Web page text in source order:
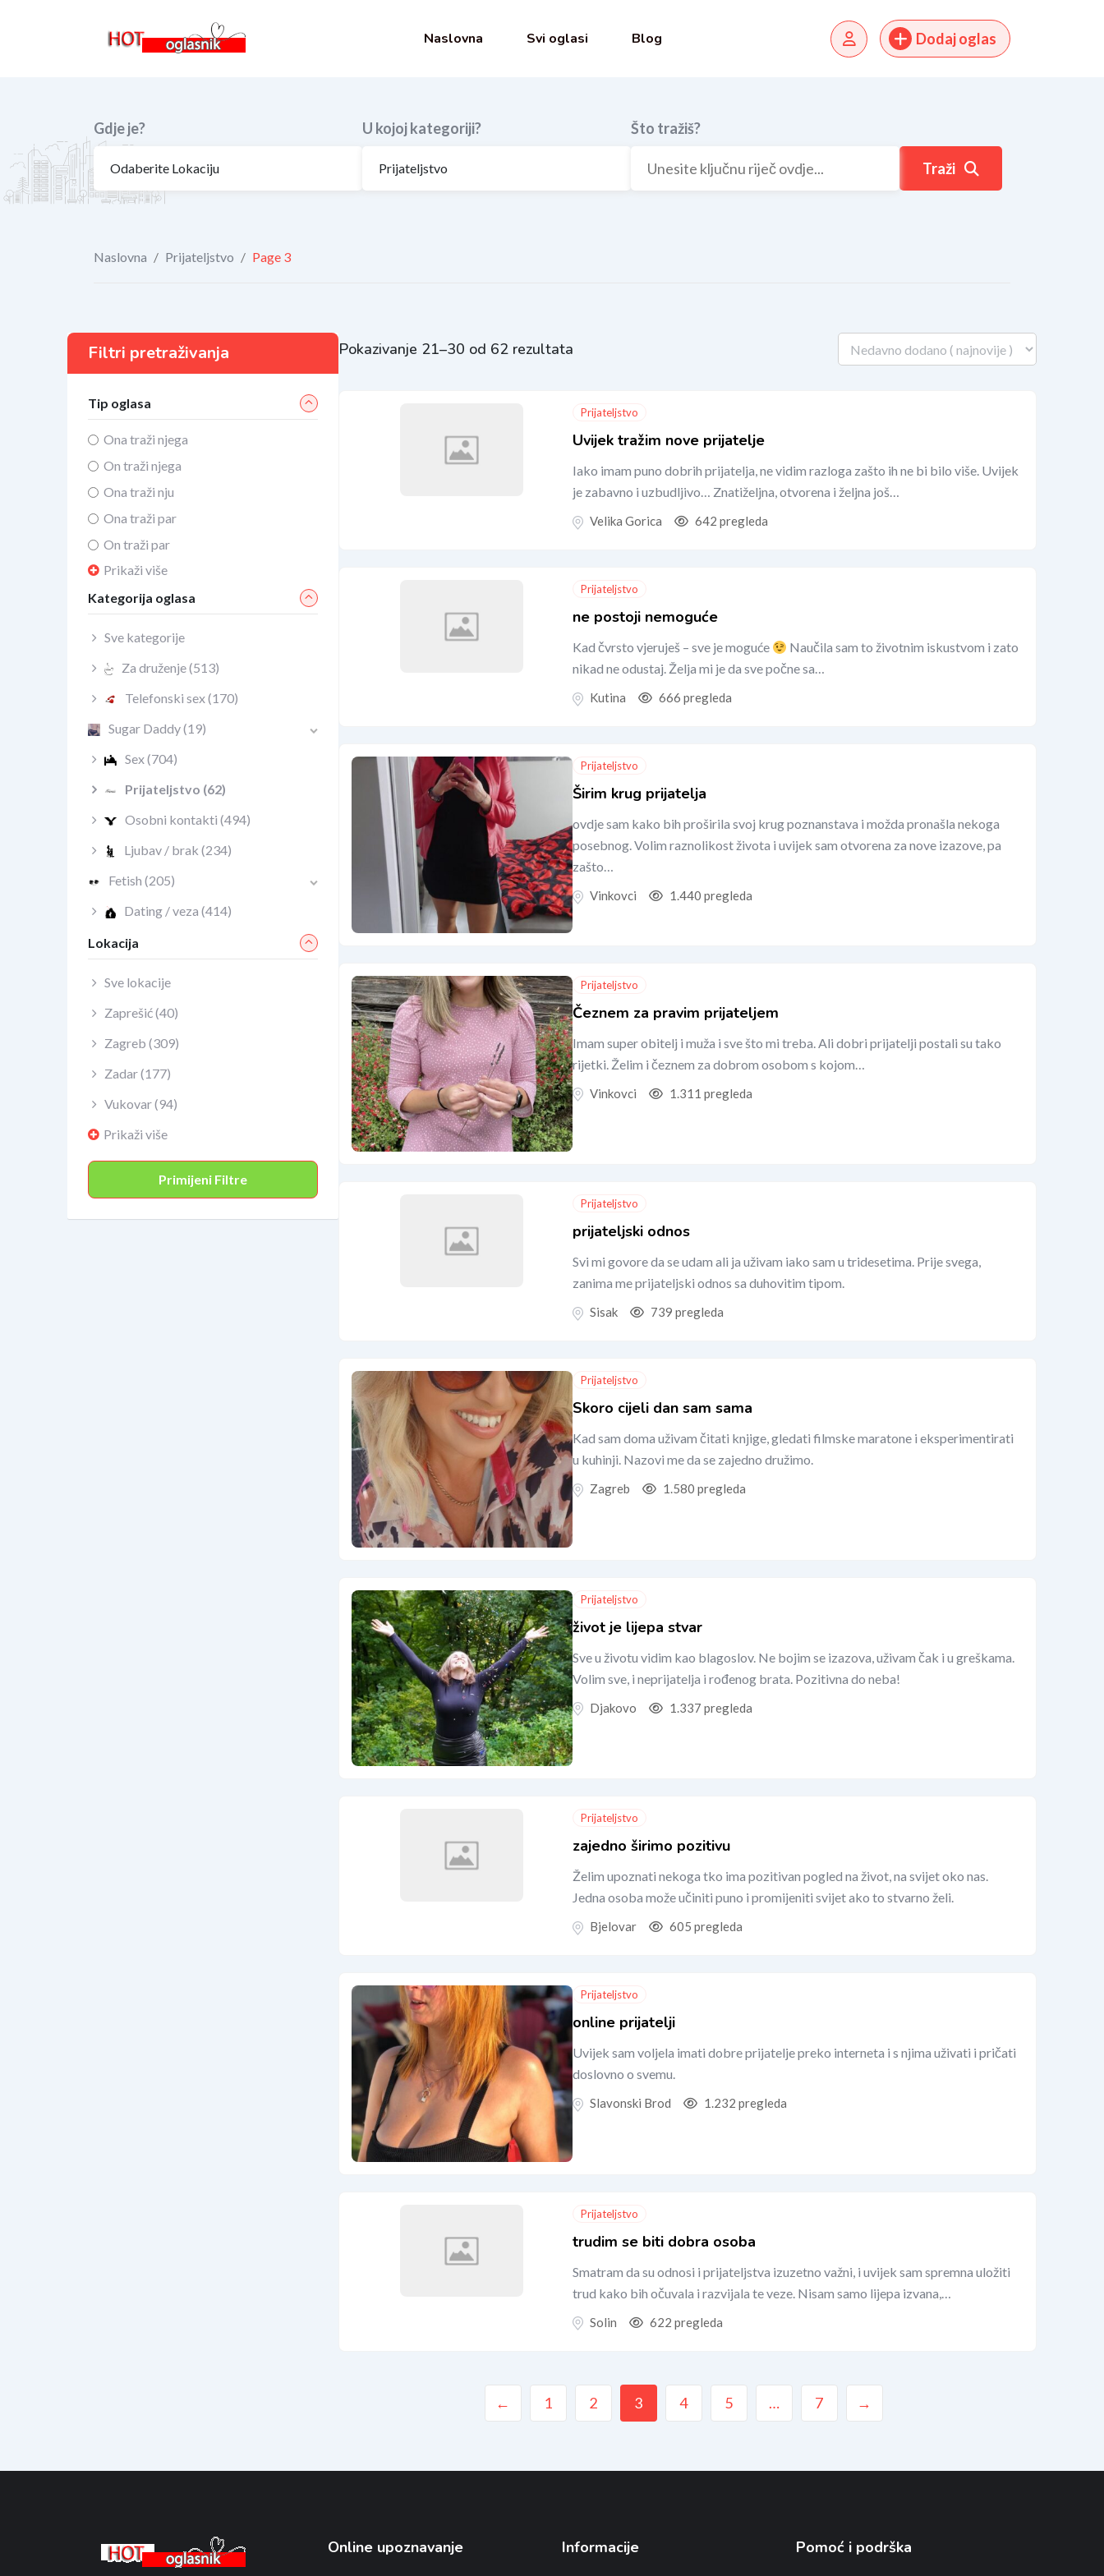
Naslovna Svi oglasi Blog Dodaj oglas
Gdje je? U kojoj kategoriji? Što tražiš?
Traži
Naslovna / Prijateljstvo / Page 3
Pokazivanje 21–30 od 62 rezultata
Prijateljstvo
Uvijek tražim nove prijatelje
Iako imam puno dobrih prijatelja, ne vidim razloga zašto ih ne bi bilo više. Uvijek
je zabavno i uzbudljivo… Znatiželjna, otvorena i željna još…
Velika Gorica 642 pregleda
Prijateljstvo
ne postoji nemoguće
Kad čvrsto vjeruješ – sve je moguće
Naučila sam to životnim iskustvom i zato
nikad ne odustaj. Želja mi je da sve počne sa…
Kutina 666 pregleda
Prijateljstvo
Širim krug prijatelja
ovdje sam kako bih proširila svoj krug poznanstava i možda pronašla nekoga
posebnog. Volim raznolikost života i uvijek sam otvorena za nove izazove, pa
zašto…
Vinkovci 1.440 pregleda
Prijateljstvo
Čeznem za pravim prijateljem
Imam super obitelj i muža i sve što mi treba. Ali dobri prijatelji postali su tako
rijetki. Želim i čeznem za dobrom osobom s kojom…
Vinkovci 1.311 pregleda
Prijateljstvo
prijateljski odnos
Svi mi govore da se udam ali ja uživam iako sam u tridesetima. Prije svega,
zanima me prijateljski odnos sa duhovitim tipom.
Sisak 739 pregleda
Prijateljstvo
Skoro cijeli dan sam sama
Kad sam doma uživam čitati knjige, gledati filmske maratone i eksperimentirati
u kuhinji. Nazovi me da se zajedno družimo.
Zagreb 1.580 pregleda
Prijateljstvo
život je lijepa stvar
Sve u životu vidim kao blagoslov. Ne bojim se izazova, uživam čak i u greškama.
Volim sve, i neprijatelja i rođenog brata. Pozitivna do neba!
Djakovo 1.337 pregleda
Prijateljstvo
zajedno širimo pozitivu
Želim upoznati nekoga tko ima pozitivan pogled na život, na svijet oko nas.
Jedna osoba može učiniti puno i promijeniti svijet ako to stvarno želi.
Bjelovar 605 pregleda
Prijateljstvo
online prijatelji
Uvijek sam voljela imati dobre prijatelje preko interneta i s njima uživati i pričati
doslovno o svemu.
Slavonski Brod 1.232 pregleda
Prijateljstvo
trudim se biti dobra osoba
Smatram da su odnosi i prijateljstva izuzetno važni, i uvijek sam spremna uložiti
trud kako bih očuvala i razvijala te veze. Nisam samo lijepa izvana,…
Solin 622 pregleda
← 1 2 3 4 5 … 7 →
Filtri pretraživanja
Tip oglasa
Ona traži njega
On traži njega
Ona traži nju
Ona traži par
On traži par
Prikaži više
Kategorija oglasa
Sve kategorije
Za druženje(513)
Telefonski sex(170)
Sugar Daddy(19)
Sex(704)
Prijateljstvo (62)
Osobni kontakti (494)
Ljubav / brak(234)
Fetish (205)
Dating / veza (414)
Lokacija
Sve lokacije
Zaprešić(40)
Zagreb (309)
Zadar(177)
Vukovar(94)
Prikaži više
Primijeni Filtre
Online upoznavanje Informacije Pomoć i podrška